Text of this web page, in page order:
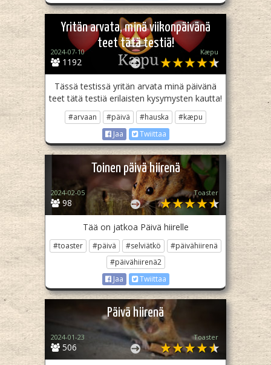
Yritän arvata, minä viikonpäivänä
teet tätä testiä!
1192
2024-07-10 Kæpu
Tässä testissä yritän arvata minä päivänä
teet tätä testiä erilaisten kysymysten kautta!
#arvaan #päivä #hauska
#kæpu
Jaa
Twiittaa
Toinen päivä hiirenä
98
2024-02-05 Toaster
Tää on jatkoa Päivä hiirelle
#toaster #päivä #selviätkö
#päivähiirenä
#päivähiirenä2
Jaa
Twiittaa
Päivä hiirenä
506
2024-01-23 Toaster